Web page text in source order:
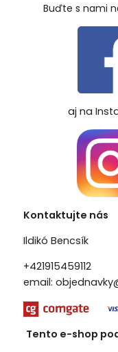
Buďte s nami
aj na
Kontaktujte nás
Ildikó Bencsík
+421915459112
email:
Tento e-shop